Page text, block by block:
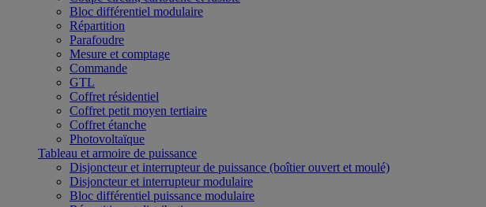
Bloc différentiel modulaire
Répartition
Parafoudre
Mesure et comptage
Commande
GTL
Coffret résidentiel
Coffret petit moyen tertiaire
Coffret étanche
Photovoltaïque
Tableau et armoire de puissance
Disjoncteur et interrupteur de puissance (boîtier ouvert et moulé)
Disjoncteur et interrupteur modulaire
Bloc différentiel puissance modulaire